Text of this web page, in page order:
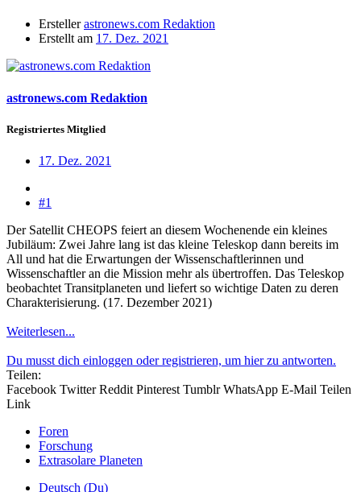
Ersteller astronews.com Redaktion
Erstellt am 17. Dez. 2021
astronews.com Redaktion
Registriertes Mitglied
17. Dez. 2021
#1
Der Satellit CHEOPS feiert an diesem Wochenende ein kleines
Jubiläum: Zwei Jahre lang ist das kleine Teleskop dann bereits im
All und hat die Erwartungen der Wissenschaftlerinnen und
Wissenschaftler an die Mission mehr als übertroffen. Das Teleskop
beobachtet Transitplaneten und liefert so wichtige Daten zu deren
Charakterisierung. (17. Dezember 2021)
Weiterlesen...
Du musst dich einloggen oder registrieren, um hier zu antworten.
Teilen:
Facebook Twitter Reddit Pinterest Tumblr WhatsApp E-Mail Teilen
Link
Foren
Forschung
Extrasolare Planeten
Deutsch (Du)